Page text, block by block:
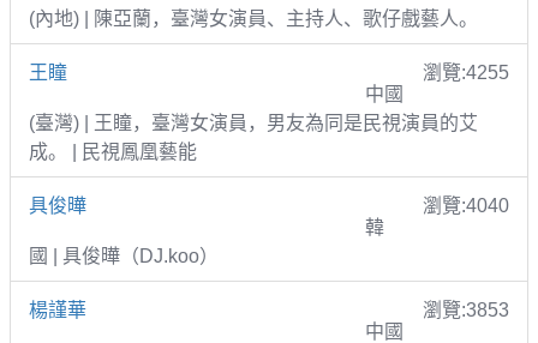
(內地) | 陳亞蘭，臺灣女演員、主持人、歌仔戲藝人。
王瞳
瀏覽:4255
中國
(臺灣) | 王瞳，臺灣女演員，男友為同是民視演員的艾
成。 | 民視鳳凰藝能
具俊曄
瀏覽:4040
韓
國 | 具俊曄（DJ.koo）
楊謹華
瀏覽:3853
中國